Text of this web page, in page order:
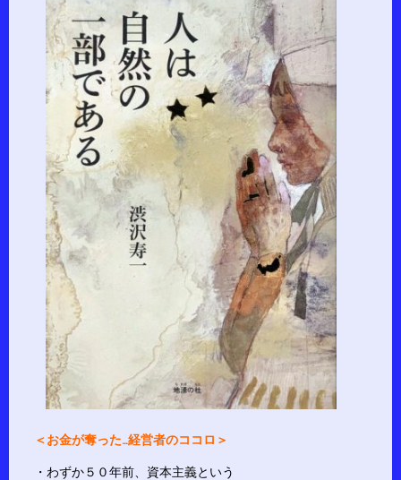
＜お金が奪った…経営者のココロ＞
・わずか５０年前、資本主義という